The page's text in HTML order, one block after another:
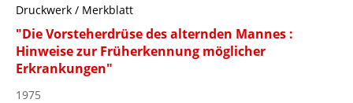
Druckwerk / Merkblatt
"Die Vorsteherdrüse des alternden Mannes :
Hinweise zur Früherkennung möglicher
Erkrankungen"
1975